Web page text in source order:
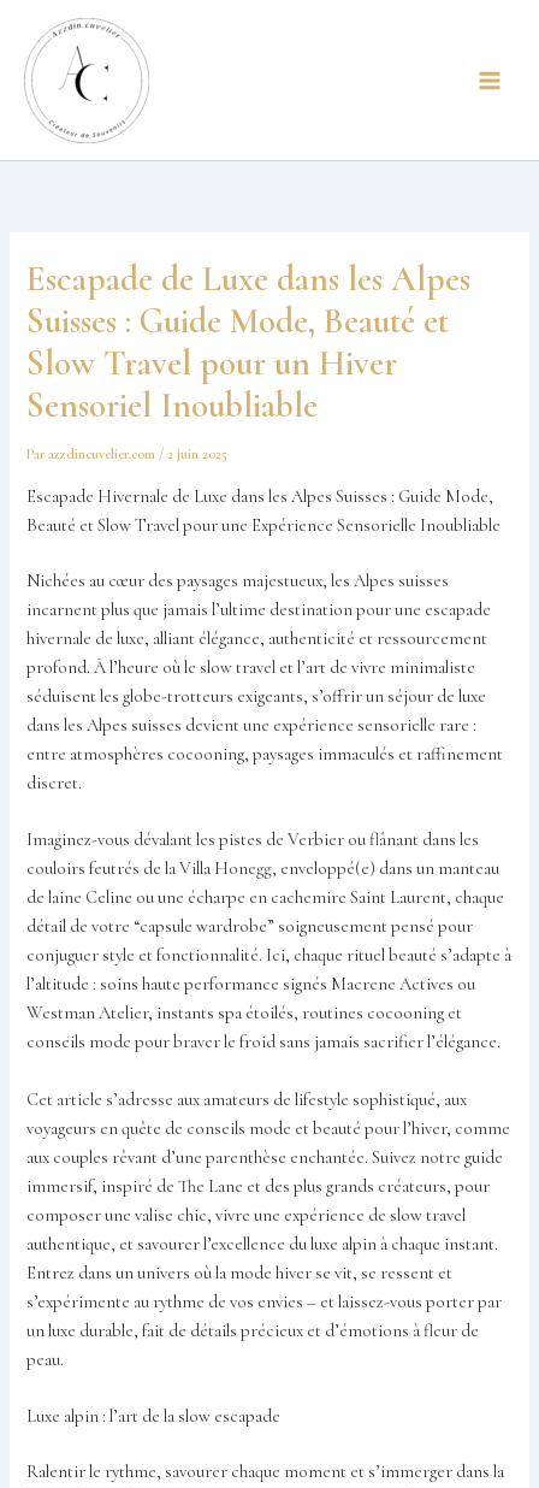
principal
contenu
Escapade de Luxe dans les Alpes
Suisses : Guide Mode, Beauté et
Slow Travel pour un Hiver
Sensoriel Inoubliable
Parazzdincuvelier.com /2 juin 2025
Escapade Hivernale de Luxe dans les Alpes Suisses : Guide Mode,
Beauté et Slow Travel pour une Expérience Sensorielle Inoubliable
Nichées au cœur des paysages majestueux, les Alpes suisses
incarnent plus que jamais l’ultime destination pour une escapade
hivernale de luxe, alliant élégance, authenticité et ressourcement
profond. À l’heure où le slow travel et l’art de vivre minimaliste
séduisent les globe-trotteurs exigeants, s’offrir un séjour de luxe
dans les Alpes suisses devient une expérience sensorielle rare :
entre atmosphères cocooning, paysages immaculés et raffinement
discret.
Imaginez-vous dévalant les pistes de Verbier ou flânant dans les
couloirs feutrés de la Villa Honegg, enveloppé(e) dans un manteau
de laine Celine ou une écharpe en cachemire Saint Laurent, chaque
détail de votre “capsule wardrobe” soigneusement pensé pour
conjuguer style et fonctionnalité. Ici, chaque rituel beauté s’adapte à
l’altitude : soins haute performance signés Macrene Actives ou
Westman Atelier, instants spa étoilés, routines cocooning et
conseils mode pour braver le froid sans jamais sacrifier l’élégance.
Cet article s’adresse aux amateurs de lifestyle sophistiqué, aux
voyageurs en quête de conseils mode et beauté pour l’hiver, comme
aux couples rêvant d’une parenthèse enchantée. Suivez notre guide
immersif, inspiré de The Lane et des plus grands créateurs, pour
composer une valise chic, vivre une expérience de slow travel
authentique, et savourer l’excellence du luxe alpin à chaque instant.
Entrez dans un univers où la mode hiver se vit, se ressent et
s’expérimente au rythme de vos envies – et laissez-vous porter par
un luxe durable, fait de détails précieux et d’émotions à fleur de
peau.
Luxe alpin : l’art de la slow escapade
Ralentir le rythme, savourer chaque moment et s’immerger dans la